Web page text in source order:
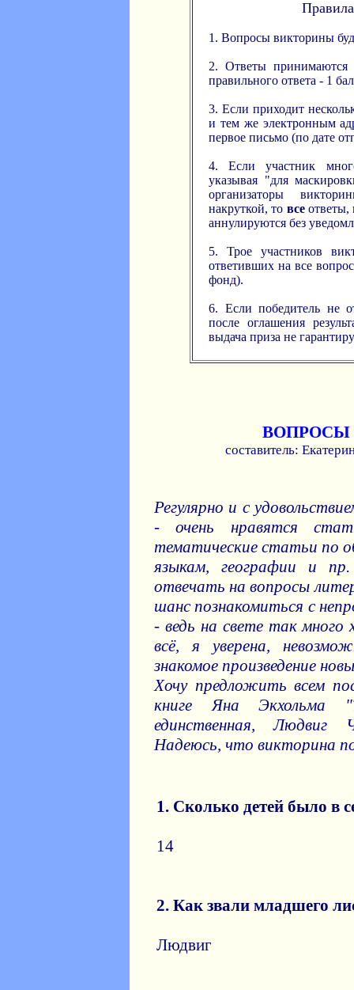
1. Вопросы викторины
2. Ответы принимаются
правильного ответа - 1
3. Если приходит
и тем же электронным
первое письмо (по дате
4. Если участник
указывая "для
организаторы
накруткой, то всеответы,
аннулируются без
5. Трое участников
ответивших на все
фонд).
6. Если победитель не
после оглашения
выдача приза не
ВОПРОСЫ
составитель:
Регулярно и с
- очень нравятся
тематические статьи по
языкам, географии и
отвечать на вопросы
шанс познакомиться с
- ведь на свете так
всё, я уверена,
знакомое произведение
Хочу предложить всем
книге Яна Экхольма
единственная, Людвиг
Надеюсь, что викторина
1. Сколько детей было в
14
2. Как звали младшего
Людвиг